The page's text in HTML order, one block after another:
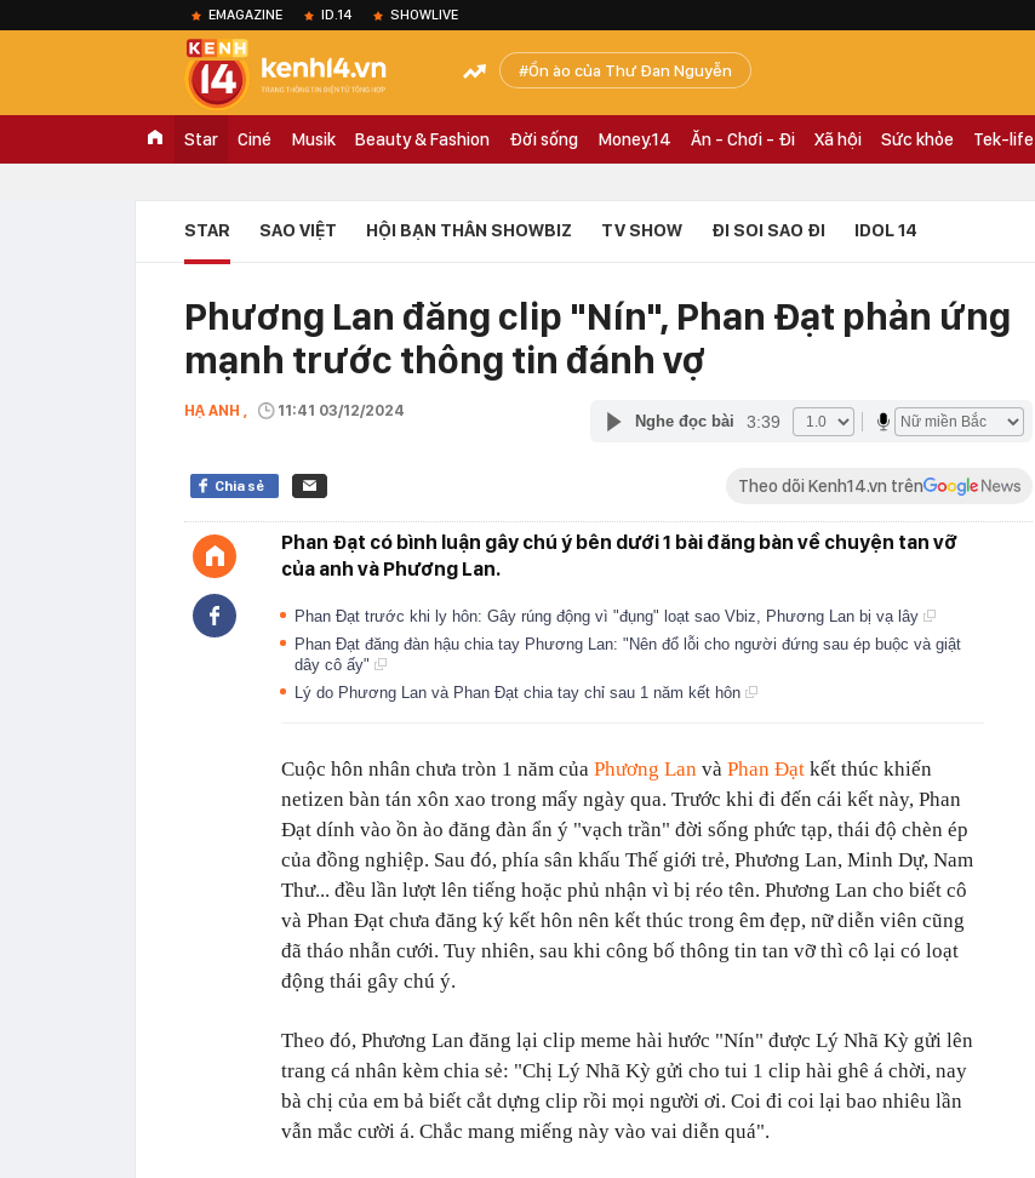
EMAGAZINE ID.14 SHOWLIVE
Ồn ào của Thư Đan Nguyễn
Star Ciné Musik Beauty & Fashion Đời sống Money.14 Ăn - Chơi - Đi Xã hội Sức khỏe Tek-life
STAR SAO VIỆT HỘI BẠN THÂN SHOWBIZ TV SHOW ĐI SOI SAO ĐI IDOL 14
Phương Lan đăng clip "Nín", Phan Đạt phản ứng
mạnh trước thông tin đánh vợ
HẠ ANH , 11:41 03/12/2024
Nghe đọc bài 3:39
Chia sẻ Theo dõi Kenh14.vn trên
Phan Đạt có bình luận gây chú ý bên dưới 1 bài đăng bàn về chuyện tan vỡ
của anh và Phương Lan.
Phan Đạt trước khi ly hôn: Gây rúng động vì "đụng" loạt sao Vbiz, Phương Lan bị vạ lây
Phan Đạt đăng đàn hậu chia tay Phương Lan: "Nên đổ lỗi cho người đứng sau ép buộc và giật
dây cô ấy"
Lý do Phương Lan và Phan Đạt chia tay chỉ sau 1 năm kết hôn
Cuộc hôn nhân chưa tròn 1 năm của Phương Lan và Phan Đạt kết thúc khiến
netizen bàn tán xôn xao trong mấy ngày qua. Trước khi đi đến cái kết này, Phan
Đạt dính vào ồn ào đăng đàn ẩn ý "vạch trần" đời sống phức tạp, thái độ chèn ép
của đồng nghiệp. Sau đó, phía sân khấu Thế giới trẻ, Phương Lan, Minh Dự, Nam
Thư... đều lần lượt lên tiếng hoặc phủ nhận vì bị réo tên. Phương Lan cho biết cô
và Phan Đạt chưa đăng ký kết hôn nên kết thúc trong êm đẹp, nữ diễn viên cũng
đã tháo nhẫn cưới. Tuy nhiên, sau khi công bố thông tin tan vỡ thì cô lại có loạt
động thái gây chú ý.
Theo đó, Phương Lan đăng lại clip meme hài hước "Nín" được Lý Nhã Kỳ gửi lên
trang cá nhân kèm chia sẻ: "Chị Lý Nhã Kỳ gửi cho tui 1 clip hài ghê á chời, nay
bà chị của em bả biết cắt dựng clip rồi mọi người ơi. Coi đi coi lại bao nhiêu lần
vẫn mắc cười á. Chắc mang miếng này vào vai diễn quá".